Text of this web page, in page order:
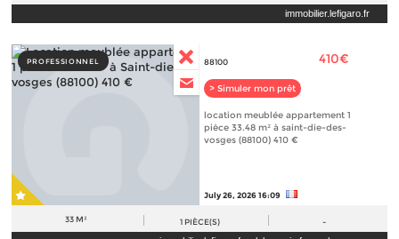
immobilier.lefigaro.fr
PROFESSIONNEL 88100
> Simuler mon prêt
410€
location meublée appartement 1
pièce 33.48 m² à saint-die-des-
vosges (88100) 410 €
July 26, 2026 16:09
33 M² 1 PIÈCE(S) -